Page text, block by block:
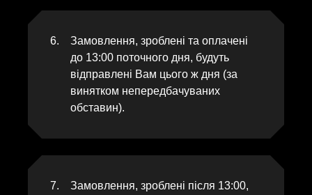
Замовлення, зроблені та оплачені
до 13:00 поточного дня, будуть
відправлені Вам цього ж дня (за
винятком непередбачуваних
обставин).
Замовлення, зроблені після 13:00,